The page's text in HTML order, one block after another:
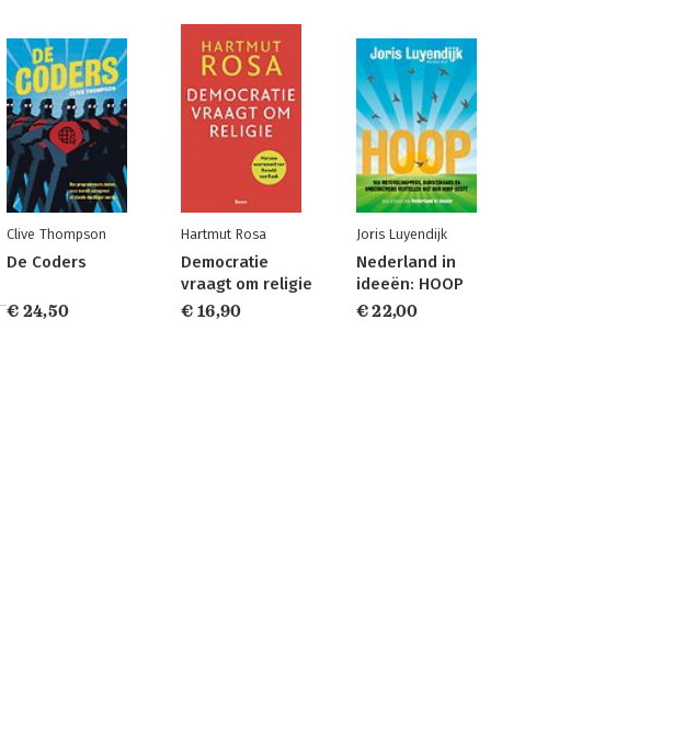
Clive Thompson
De Coders
€ 24,50
Hartmut Rosa
Democratie
vraagt om religie
€ 16,90
Joris Luyendijk
Nederland in
ideeën: HOOP
€ 22,00